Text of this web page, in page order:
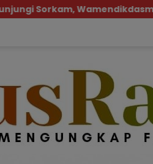
Pastikan Ruang Belajar